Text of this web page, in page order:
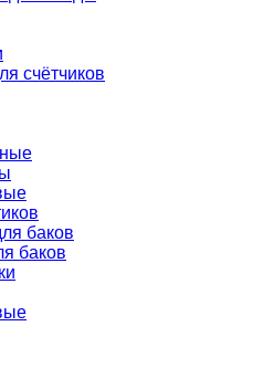
счётчиков
баков
баков